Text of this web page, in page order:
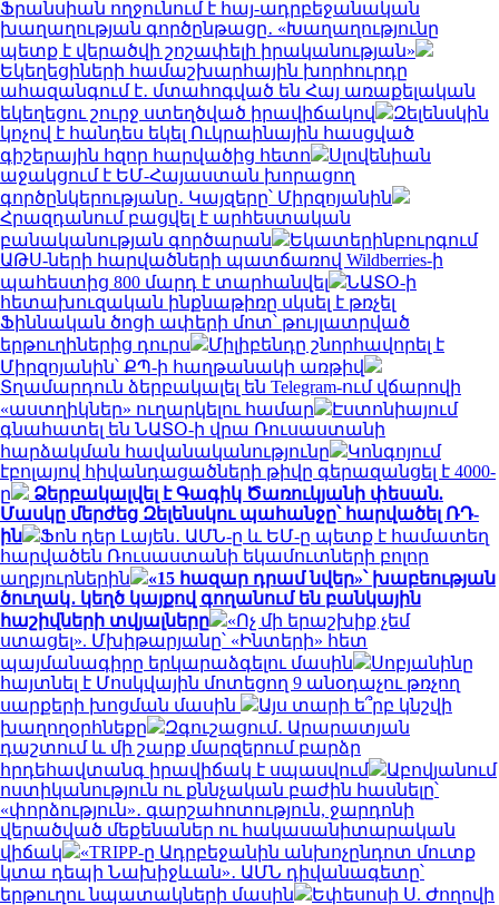
Ֆրանսիան ողջունում է հայ-ադրբեջանական
խաղաղության գործընթացը․ «Խաղաղությունը
պետք է վերածվի շոշափելի իրականության»
Եկեղեցիների համաշխարհային խորհուրդը
ահազանգում է․ մտահոգված են Հայ առաքելական
եկեղեցու շուրջ ստեղծված իրավիճակով
Զելենսկին
կոչով է հանդես եկել Ուկրաինային հասցված
գիշերային հզոր հարվածից հետո
Սլովենիան
աջակցում է ԵՄ-Հայաստան խորացող
գործընկերությանը․ Կայզերը՝ Միրզոյանին
Հրազդանում բացվել է արհեստական
բանականության գործարան
Եկատերինբուրգում
ԱԹՍ-ների հարվածների պատճառով Wildberries-ի
պահեստից 800 մարդ է տարհանվել
ՆԱՏՕ-ի
հետախուզական ինքնաթիռը սկսել է թռչել
Ֆիննական ծոցի ափերի մոտ՝ թույլատրված
երթուղիներից դուրս
Միլիբենդը շնորհավորել է
Միրզոյանին՝ ՔՊ-ի հաղթանակի առթիվ
Տղամարդուն ձերբակալել են Telegram-ում վճարովի
«աստղիկներ» ուղարկելու համար
Էստոնիայում
գնահատել են ՆԱՏՕ-ի վրա Ռուսաստանի
հարձակման հավանականությունը
Կոնգոյում
էբոլայով հիվանդացածների թիվը գերազանցել է 4000-
ը
Ձերբակալվել է Գագիկ Ծառուկյանի փեսան.
Մասկը մերժեց Զելենսկու պահանջը՝ հարվածել ՌԴ-
ին
Ֆոն դեր Լայեն․ ԱՄՆ-ը և ԵՄ-ը պետք է համատեղ
հարվածեն Ռուսաստանի եկամուտների բոլոր
աղբյուրներին
«15 հազար դրամ նվեր»՝ խաբեության
ծուղակ․ կեղծ կայքով գողանում են բանկային
հաշիվների տվյալները
«Ոչ մի երաշխիք չեմ
ստացել». Մխիթարյանը՝ «Ինտերի» հետ
պայմանագիրը երկարաձգելու մասին
Սոբյանինը
հայտնել է Մոսկվային մոտեցող 9 անօդաչու թռչող
սարքերի խոցման մասին
Այս տարի ե՞րբ կնշվի
խաղողօրհնեքը
Զգուշացում․ Արարատյան
դաշտում և մի շարք մարզերում բարձր
հրդեհավտանգ իրավիճակ է սպասվում
Աբովյանում
ոստիկանություն ու քննչական բաժին հասնելը՝
«փորձություն»․ գարշահոտություն, ջարդոնի
վերածված մեքենաներ ու հակասանիտարական
վիճակ
«TRIPP-ը Ադրբեջանին անխոչընդոտ մուտք
կտա դեպի Նախիջևան»․ ԱՄՆ դիվանագետը՝
երթուղու նպատակների մասին
Եփեսոսի Ս. Ժողովի